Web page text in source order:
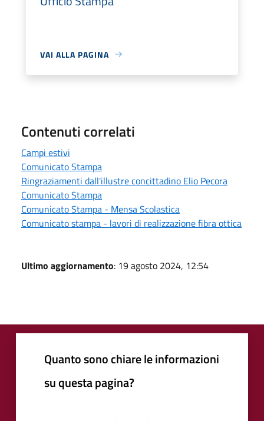
VAI ALLA PAGINA
Contenuti correlati
Campi estivi
Comunicato Stampa
Ringraziamenti dall'illustre concittadino Elio Pecora
Comunicato Stampa
Comunicato Stampa - Mensa Scolastica
Comunicato stampa - lavori di realizzazione fibra ottica
Ultimo aggiornamento: 19 agosto 2024, 12:54
Quanto sono chiare le informazioni
su questa pagina?